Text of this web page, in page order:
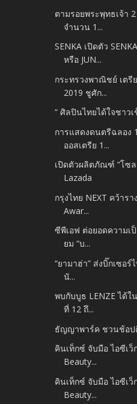
ตามรอยพระพุทธเจ้า
จำนวน 1...
SENKA เปิดตัว
หรือ JUN...
กระทรวงพาณิชย์ เตรี
2019 ชูศัก...
“ ศิลปินไทยได้ใจชาวเ
การแสดงดนตรีฉลอง
ออสเตรีย 1...
เปิดตัวผลิตภัณฑ์ “โซ
Lazada
กรุงไทย NEXT คว้าร
Awar...
ซีพีเอฟ ต่อยอดความเ
ยม “บ...
“ยามาฮ่า” ส่งบิ๊กเซอร์
นั...
พบกับบูธ LENZE ได้ใ
ที่ 12 ถึ...
ธัญญาพาร์ค ชวนช้อ
คินเท็กซ์ จับมือ ไอซีเ
Beauty...
คินเท็กซ์ จับมือ ไอซีเ
Beauty...